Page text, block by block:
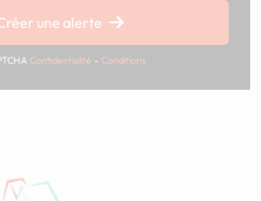
une alerte
Confidentialité - Conditions